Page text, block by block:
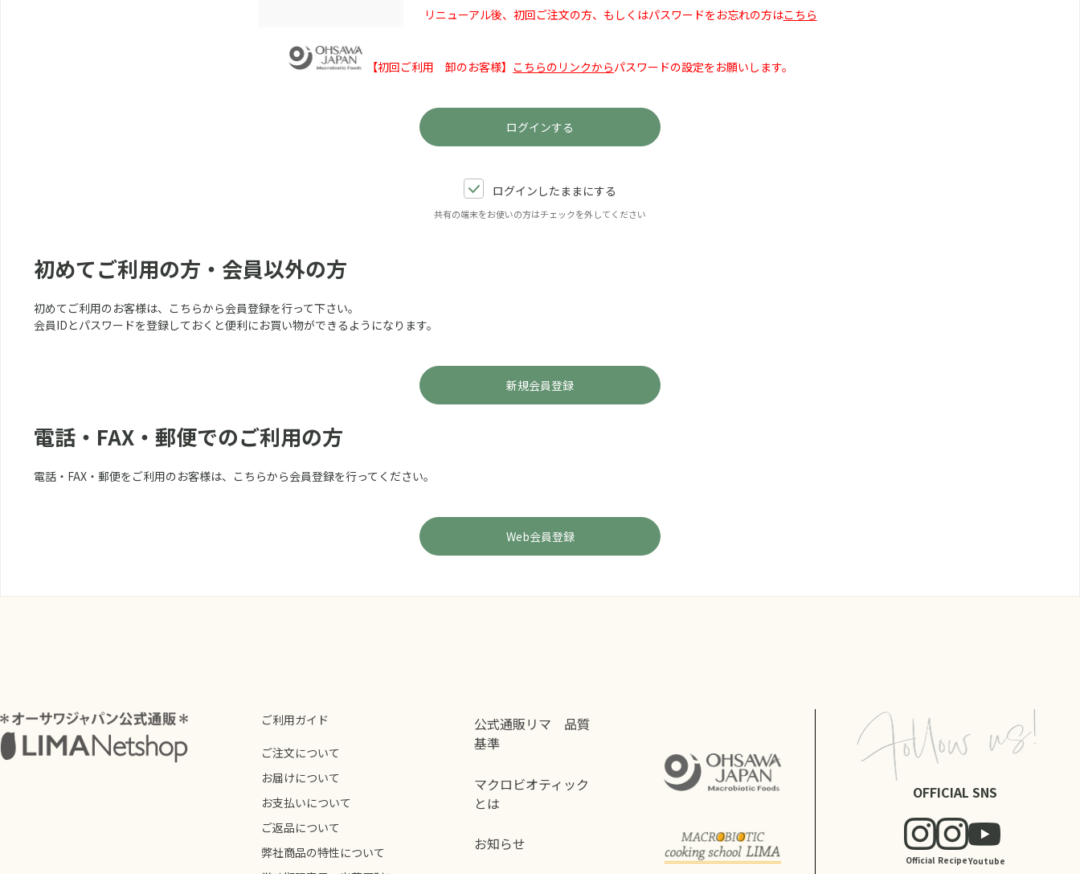
リニューアル後、初回ご注文の方、もしくはパスワードをお忘れの方はこちら
【初回ご利用 卸のお客様】 こちらのリンクからパスワードの設定をお願いします。
ログインしたままにする
共有の端末をお使いの方はチェックを外してください
初めてご利用の方・会員以外の方
初めてご利用のお客様は、こちらから会員登録を行って下さい。
会員IDとパスワードを登録しておくと便利にお買い物ができるようになります。
電話・FAX・郵便でのご利用の方
電話・FAX・郵便をご利用のお客様は、こちらから会員登録を行ってください。
ご利用ガイド
ご注文について
お届けについて
お支払いについて
ご返品について
弊社商品の特性について
公式通販リマ 品質
基準
マクロビオティック
とは
お知らせ
OFFICIAL SNS
Official RecipeYoutube